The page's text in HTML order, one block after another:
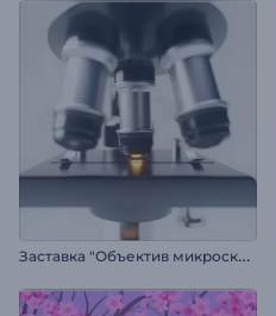
З
аставка "Объектив микроскопа"